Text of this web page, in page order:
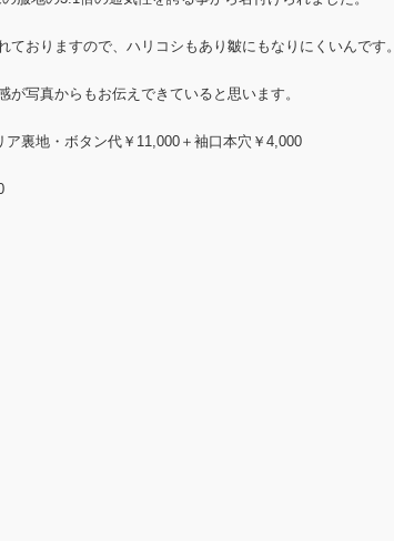
ておりますので、ハリコシもあり皺にもなりにくいんです。
が写真からもお伝えできていると思います。
ア裏地・ボタン代￥11,000＋袖口本穴￥4,000